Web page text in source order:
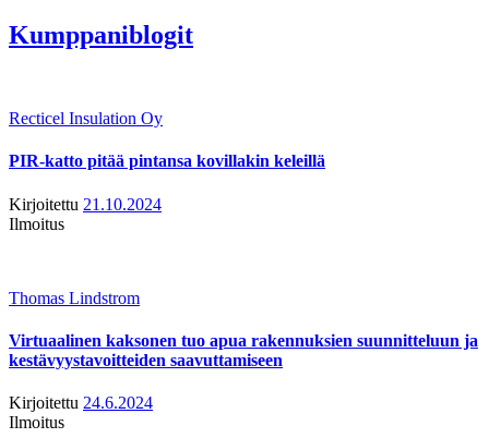
Kumppaniblogit
Recticel Insulation Oy
PIR-katto pitää pintansa kovillakin keleillä
Kirjoitettu 21.10.2024
Ilmoitus
Thomas Lindstrom
Virtuaalinen kaksonen tuo apua rakennuksien suunnitteluun ja
kestävyystavoitteiden saavuttamiseen
Kirjoitettu 24.6.2024
Ilmoitus